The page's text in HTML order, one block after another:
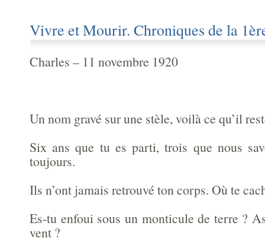
Vivre et Mourir. Chroniques de la
Charles – 11 novembre 1920
Un nom gravé sur une stèle, voilà ce qu’il
Six ans que tu es parti, trois que nous
toujours.
Ils n’ont jamais retrouvé ton corps. Où te
Es-tu enfoui sous un monticule de terre ?
vent ?